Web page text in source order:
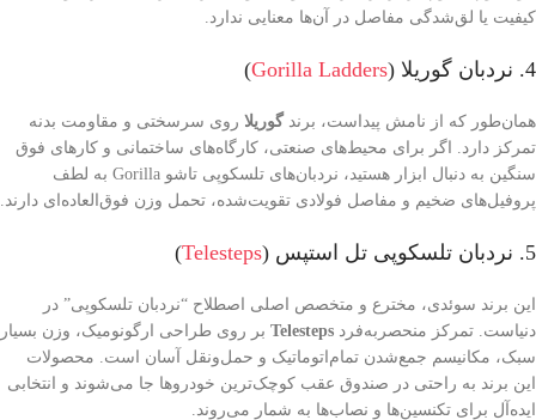
کیفیت یا لق‌شدگی مفاصل در آن‌ها معنایی ندارد.
4. نردبان گوریلا ( Gorilla Ladders
)
همان‌طور که از نامش پیداست، برندگوریلا روی سرسختی و مقاومت بدنه
تمرکز دارد. اگر برای محیط‌های صنعتی، کارگاه‌های ساختمانی و کارهای فوق
سنگین به دنبال ابزار هستید، نردبان‌های تلسکوپی تاشو Gorilla به لطف
پروفیل‌های ضخیم و مفاصل فولادی تقویت‌شده، تحمل وزن فوق‌العاده‌ای دارند.
5. نردبان تلسکوپی تل استپس ( Telesteps
)
این برند سوئدی، مخترع و متخصص اصلی اصطلاح “نردبان تلسکوپی” در
دنیاست. تمرکز منحصربه‌فرد Telesteps بر روی طراحی ارگونومیک، وزن بسیار
سبک، مکانیسم جمع‌شدن تمام‌اتوماتیک و حمل‌ونقل آسان است. محصولات
این برند به راحتی در صندوق عقب کوچک‌ترین خودروها جا می‌شوند و انتخابی
ایده‌آل برای تکنسین‌ها و نصاب‌ها به شمار می‌روند.